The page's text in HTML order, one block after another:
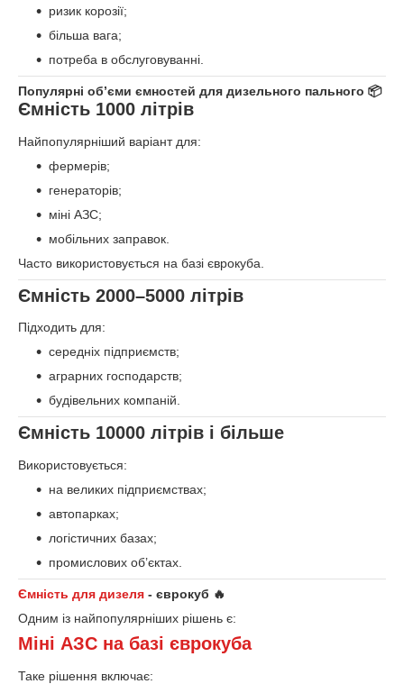
ризик корозії;
більша вага;
потреба в обслуговуванні.
Популярні об’єми ємностей для дизельного пального 📦
Ємність 1000 літрів
Найпопулярніший варіант для:
фермерів;
генераторів;
міні АЗС;
мобільних заправок.
Часто використовується на базі єврокуба.
Ємність 2000–5000 літрів
Підходить для:
середніх підприємств;
аграрних господарств;
будівельних компаній.
Ємність 10000 літрів і більше
Використовується:
на великих підприємствах;
автопарках;
логістичних базах;
промислових об’єктах.
Ємність для дизеля - єврокуб 🔥
Одним із найпопулярніших рішень є:
Міні АЗС на базі єврокуба
Таке рішення включає: